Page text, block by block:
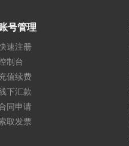
号管理
速注册
制台
值续费
下汇款
同申请
取发票